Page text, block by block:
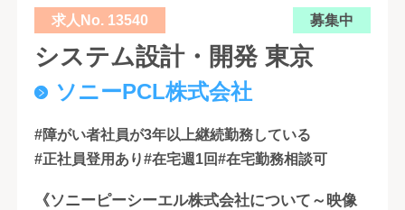
求人No. 13540 募集中
システム設計・開発 東京
ソニーPCL株式会社
#障がい者社員が3年以上継続勤務している
#正社員登用あり#在宅週1回#在宅勤務相談可
《ソニーピーシーエル株式会社について～映像